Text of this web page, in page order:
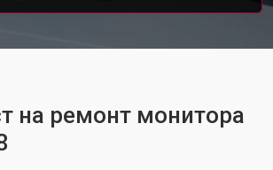
на ремонт монитора